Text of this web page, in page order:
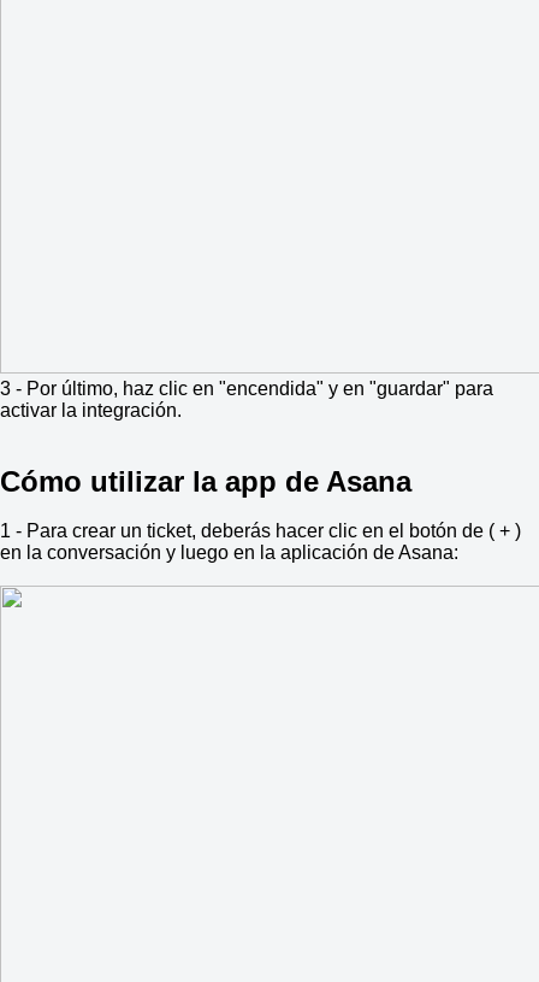
3 - Por último, haz clic en "encendida" y en "guardar" para
activar la integración.
Cómo utilizar la app de Asana
1 - Para crear un ticket, deberás hacer clic en el botón de ( + )
en la conversación y luego en la aplicación de Asana: